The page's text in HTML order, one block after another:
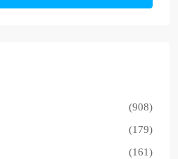
(908)
(179)
(161)